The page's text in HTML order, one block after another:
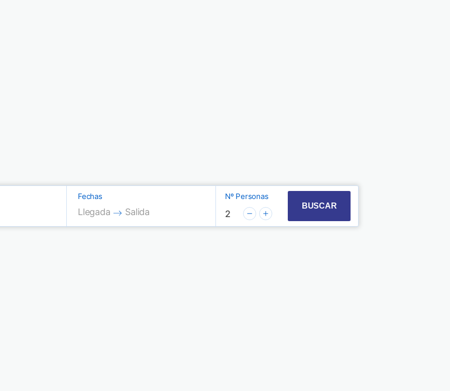
Fechas
Press the down arrow key to interact with the calendar and select a date. Press the
Llegada
Press the down arrow key to interact with the calendar and select a date.
Salida
Nº Personas
2
BUSCAR